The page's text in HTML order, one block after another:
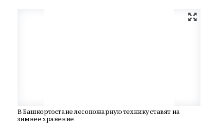
В Башкортостане лесопожарную технику ставят на
зимнее хранение